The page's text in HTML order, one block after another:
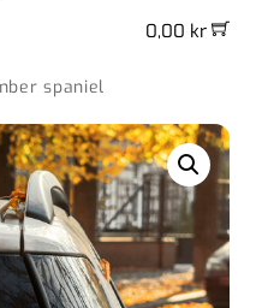
0,00 kr
spaniel